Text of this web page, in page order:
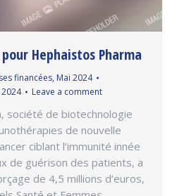
Hephaistos Pharma
financées, Mai 2024
Leave a comment
société de biotechnologie
de nouvelle
ciblant l’immunité innée
de guérison des patients, a
de 4,5 millions d’euros,